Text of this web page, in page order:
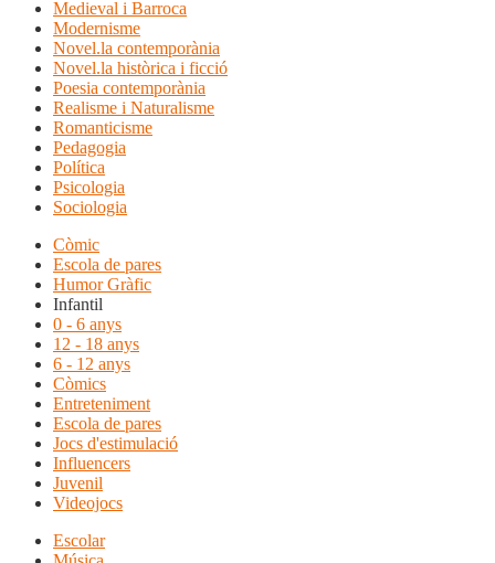
Medieval i Barroca
Modernisme
Novel.la contemporània
Novel.la històrica i ficció
Poesia contemporània
Realisme i Naturalisme
Romanticisme
Pedagogia
Política
Psicologia
Sociologia
Còmic
Escola de pares
Humor Gràfic
Infantil
0 - 6 anys
12 - 18 anys
6 - 12 anys
Còmics
Entreteniment
Escola de pares
Jocs d'estimulació
Influencers
Juvenil
Videojocs
Escolar